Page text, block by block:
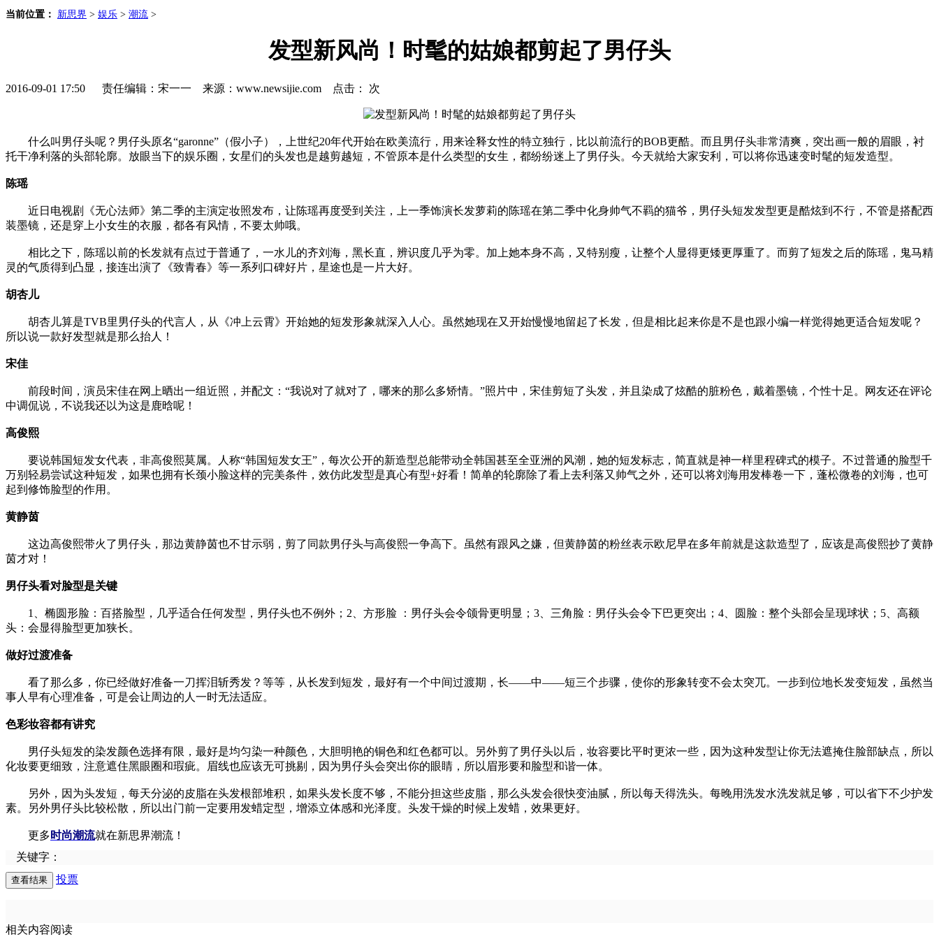
当前位置： 新思界 > 娱乐 > 潮流 >
发型新风尚！时髦的姑娘都剪起了男仔头
2016-09-01 17:50 责任编辑：宋一一 来源：www.newsijie.com 点击： 次
什么叫男仔头呢？男仔头原名“garonne”（假小子），上世纪20年代开始在欧美流行，用来诠释女性的特立独行，比以前流行的BOB更酷。而且男仔头非常清爽，突出画一般的眉眼，衬
托干净利落的头部轮廓。放眼当下的娱乐圈，女星们的头发也是越剪越短，不管原本是什么类型的女生，都纷纷迷上了男仔头。今天就给大家安利，可以将你迅速变时髦的短发造型。
陈瑶
近日电视剧《无心法师》第二季的主演定妆照发布，让陈瑶再度受到关注，上一季饰演长发萝莉的陈瑶在第二季中化身帅气不羁的猫爷，男仔头短发发型更是酷炫到不行，不管是搭配西
装墨镜，还是穿上小女生的衣服，都各有风情，不要太帅哦。
相比之下，陈瑶以前的长发就有点过于普通了，一水儿的齐刘海，黑长直，辨识度几乎为零。加上她本身不高，又特别瘦，让整个人显得更矮更厚重了。而剪了短发之后的陈瑶，鬼马精
灵的气质得到凸显，接连出演了《致青春》等一系列口碑好片，星途也是一片大好。
胡杏儿
胡杏儿算是TVB里男仔头的代言人，从《冲上云霄》开始她的短发形象就深入人心。虽然她现在又开始慢慢地留起了长发，但是相比起来你是不是也跟小编一样觉得她更适合短发呢？
所以说一款好发型就是那么抬人！
宋佳
前段时间，演员宋佳在网上晒出一组近照，并配文：“我说对了就对了，哪来的那么多矫情。”照片中，宋佳剪短了头发，并且染成了炫酷的脏粉色，戴着墨镜，个性十足。网友还在评论
中调侃说，不说我还以为这是鹿晗呢！
高俊熙
要说韩国短发女代表，非高俊熙莫属。人称“韩国短发女王”，每次公开的新造型总能带动全韩国甚至全亚洲的风潮，她的短发标志，简直就是神一样里程碑式的模子。不过普通的脸型千
万别轻易尝试这种短发，如果也拥有长颈小脸这样的完美条件，效仿此发型是真心有型+好看！简单的轮廓除了看上去利落又帅气之外，还可以将刘海用发棒卷一下，蓬松微卷的刘海，也可
起到修饰脸型的作用。
黄静茵
这边高俊熙带火了男仔头，那边黄静茵也不甘示弱，剪了同款男仔头与高俊熙一争高下。虽然有跟风之嫌，但黄静茵的粉丝表示欧尼早在多年前就是这款造型了，应该是高俊熙抄了黄静
茵才对！
男仔头看对脸型是关键
1、椭圆形脸：百搭脸型，几乎适合任何发型，男仔头也不例外；2、方形脸 ：男仔头会令颌骨更明显；3、三角脸：男仔头会令下巴更突出；4、圆脸：整个头部会呈现球状；5、高额
头：会显得脸型更加狭长。
做好过渡准备
看了那么多，你已经做好准备一刀挥泪斩秀发？等等，从长发到短发，最好有一个中间过渡期，长——中——短三个步骤，使你的形象转变不会太突兀。一步到位地长发变短发，虽然当
事人早有心理准备，可是会让周边的人一时无法适应。
色彩妆容都有讲究
男仔头短发的染发颜色选择有限，最好是均匀染一种颜色，大胆明艳的铜色和红色都可以。另外剪了男仔头以后，妆容要比平时更浓一些，因为这种发型让你无法遮掩住脸部缺点，所以
化妆要更细致，注意遮住黑眼圈和瑕疵。眉线也应该无可挑剔，因为男仔头会突出你的眼睛，所以眉形要和脸型和谐一体。
另外，因为头发短，每天分泌的皮脂在头发根部堆积，如果头发长度不够，不能分担这些皮脂，那么头发会很快变油腻，所以每天得洗头。每晚用洗发水洗发就足够，可以省下不少护发
素。另外男仔头比较松散，所以出门前一定要用发蜡定型，增添立体感和光泽度。头发干燥的时候上发蜡，效果更好。
更多 时尚潮流就在新思界潮流！
关键字：
投票
相关内容阅读